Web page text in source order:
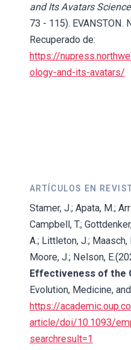
and Its Avatars
73 - 115).
Recuperado de:
https://
ology-and-its-avatars/
ARTÍCULOS EN
Stamer, J.; Apata, M.;
Campbell, T.;
A.; Littleton, J.; Maasch,
Moore, J.; Nelson,
Effectiveness of the
Evolution, Medicine,
https://
article/doi/10.1093/
searchresult=1